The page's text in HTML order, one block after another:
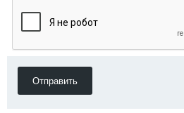
Отправить